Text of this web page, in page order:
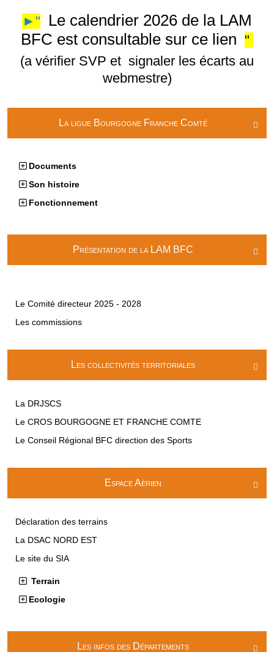

La ligue Bourgogne Franche Comté
Documents
Son histoire
Fonctionnement

Présentation de la LAM BFC
Le Comité directeur 2025 - 2028
Les commissions

Les collectivités territoriales
La DRJSCS
Le CROS BOURGOGNE ET FRANCHE COMTE
Le Conseil Régional BFC direction des Sports

Espace Aérien
Déclaration des terrains
La DSAC NORD EST
Le site du SIA
Terrain
Ecologie

Les infos des Départements
►"
Le calendrier 2026 de la LAM
BFC est consultable sur ce lien "
(a vérifier SVP et signaler les écarts au
webmestre)